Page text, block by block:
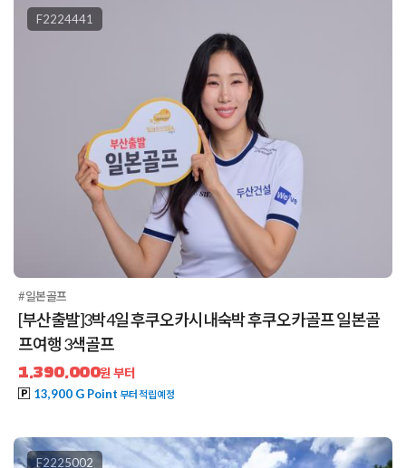
F2224441
#일본골프
[부산출발]3박4일 후쿠오카시내숙박 후쿠오카골프 일본골
프여행 3색골프
1,390,000원 부터
13,900 G Point 부터 적립예정
F2225002